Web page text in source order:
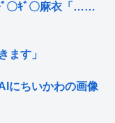
ﾞ〇ｷﾞ〇麻衣「……
ます」
にちいかわの画像